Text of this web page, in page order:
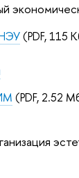
(PDF, 115
(PDF, 2.52